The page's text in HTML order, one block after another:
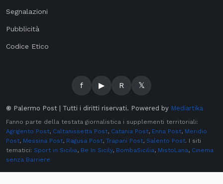
Segnalazioni
Pubblicità
Codice Etico
f ▶ R 𝕏
© Palermo Post | Tutti i diritti riservati. Powered by Mediartika
Fanno parte della testata giornalistica i supplementi territoriali:
Agrigento Post, Caltanissetta Post, Catania Post, Enna Post, Meridio
Post, Messina Post, Ragusa Post, Trapani Post, Salento Post. I siti
tematici: Sport in Sicilia, Be In Sicily, BombaSicilia, MistoLana, Cinema
senza Barriere